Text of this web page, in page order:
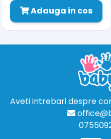
Adauga in cos
Aveti intrebari despre